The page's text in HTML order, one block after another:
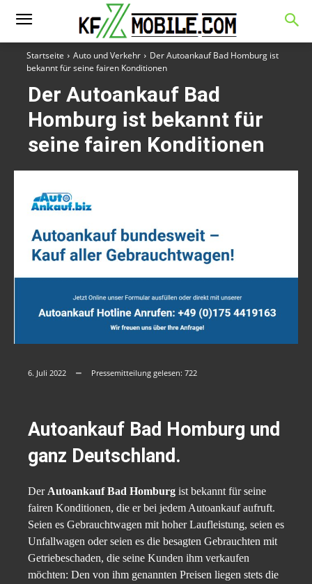
Startseite Auto und Verkehr
Der Autoankauf Bad Homburg ist
bekannt für seine fairen Konditionen
Der Autoankauf Bad
Homburg ist bekannt für
seine fairen Konditionen
6. Juli 2022 Pressemitteilung gelesen: 722
Autoankauf Bad Homburg und
ganz Deutschland.
Der Autoankauf Bad Homburg ist bekannt für seine
fairen Konditionen, die er bei jedem Autoankauf aufruft.
Seien es Gebrauchtwagen mit hoher Laufleistung, seien es
Unfallwagen oder seien es die besagten Gebrauchten mit
Getriebeschaden, die seine Kunden ihm verkaufen
möchten: Den von ihm genannten Preisen liegen stets die